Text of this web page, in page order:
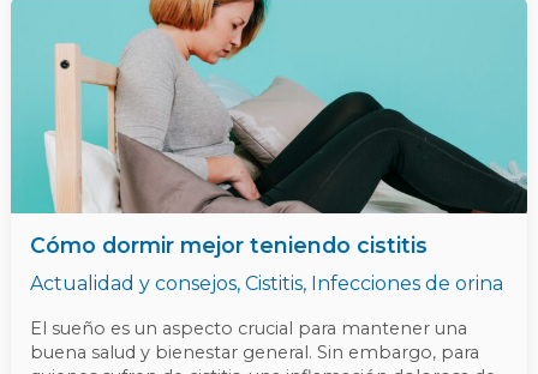
hablamos con anterioridad de las pastillas para la
infección de orina sin receta que puedes encontrar en
farmacias online. Nuestro objetivo es brindar
información valiosa y detallada sobre este tema para
ayudarlo a comprender mejor esta condición y cómo
enfrentarla de manera efectiva. ¿Qué es una Infección
de Orina? La infección de orina, también conocida
como infección del tracto urinario (ITU), es una
afección común que afecta a millones de personas en
bacterias ingresan al tracto urinario, que incluye la
vejiga, los riñones, los uréteres y la uretra, y comienzan
a multiplicarse, causando síntomas molestos y
dolorosos. Síntomas de la Infección de Orina La
infección de orina puede manifestarse con una
Cómo dormir mejor teniendo cistitis
Actualidad y consejos, Cistitis, Infecciones de orina
El sueño es un aspecto crucial para mantener una
buena salud y bienestar general. Sin embargo, para
mejor
teniendo